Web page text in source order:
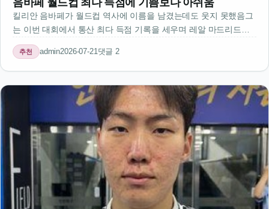
킬리안 음바페가 월드컵 역사에 이름을 남겼는데도 웃지 못했음그
는 이번 대회에서 통산 최다 득점 기록을 세우며 레알 마드리드의
스타로 자리매김했음하지만 그는 자신이 결승전에 나서는 게 더 중
요하다고 말했음결승전 출전을 포기한 채 최다 득점을 달성한 것에
대한 아쉬움이 보…
추천 admin2026-07-21댓글 2